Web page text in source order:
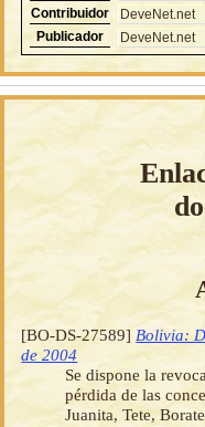
Contribuidor
DeveNet.net
Publicador
DeveNet.net
[BO-DS-27589] Bolivia:
de 2004
Se dispone la
pérdida de las
Juanita, Tete,